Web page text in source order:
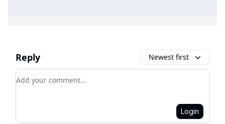
Reply Newest first
Add your comment
Login